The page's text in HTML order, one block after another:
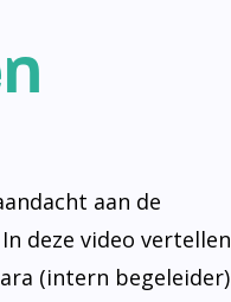
deze video vertellen
(intern begeleider)
op hun eigen